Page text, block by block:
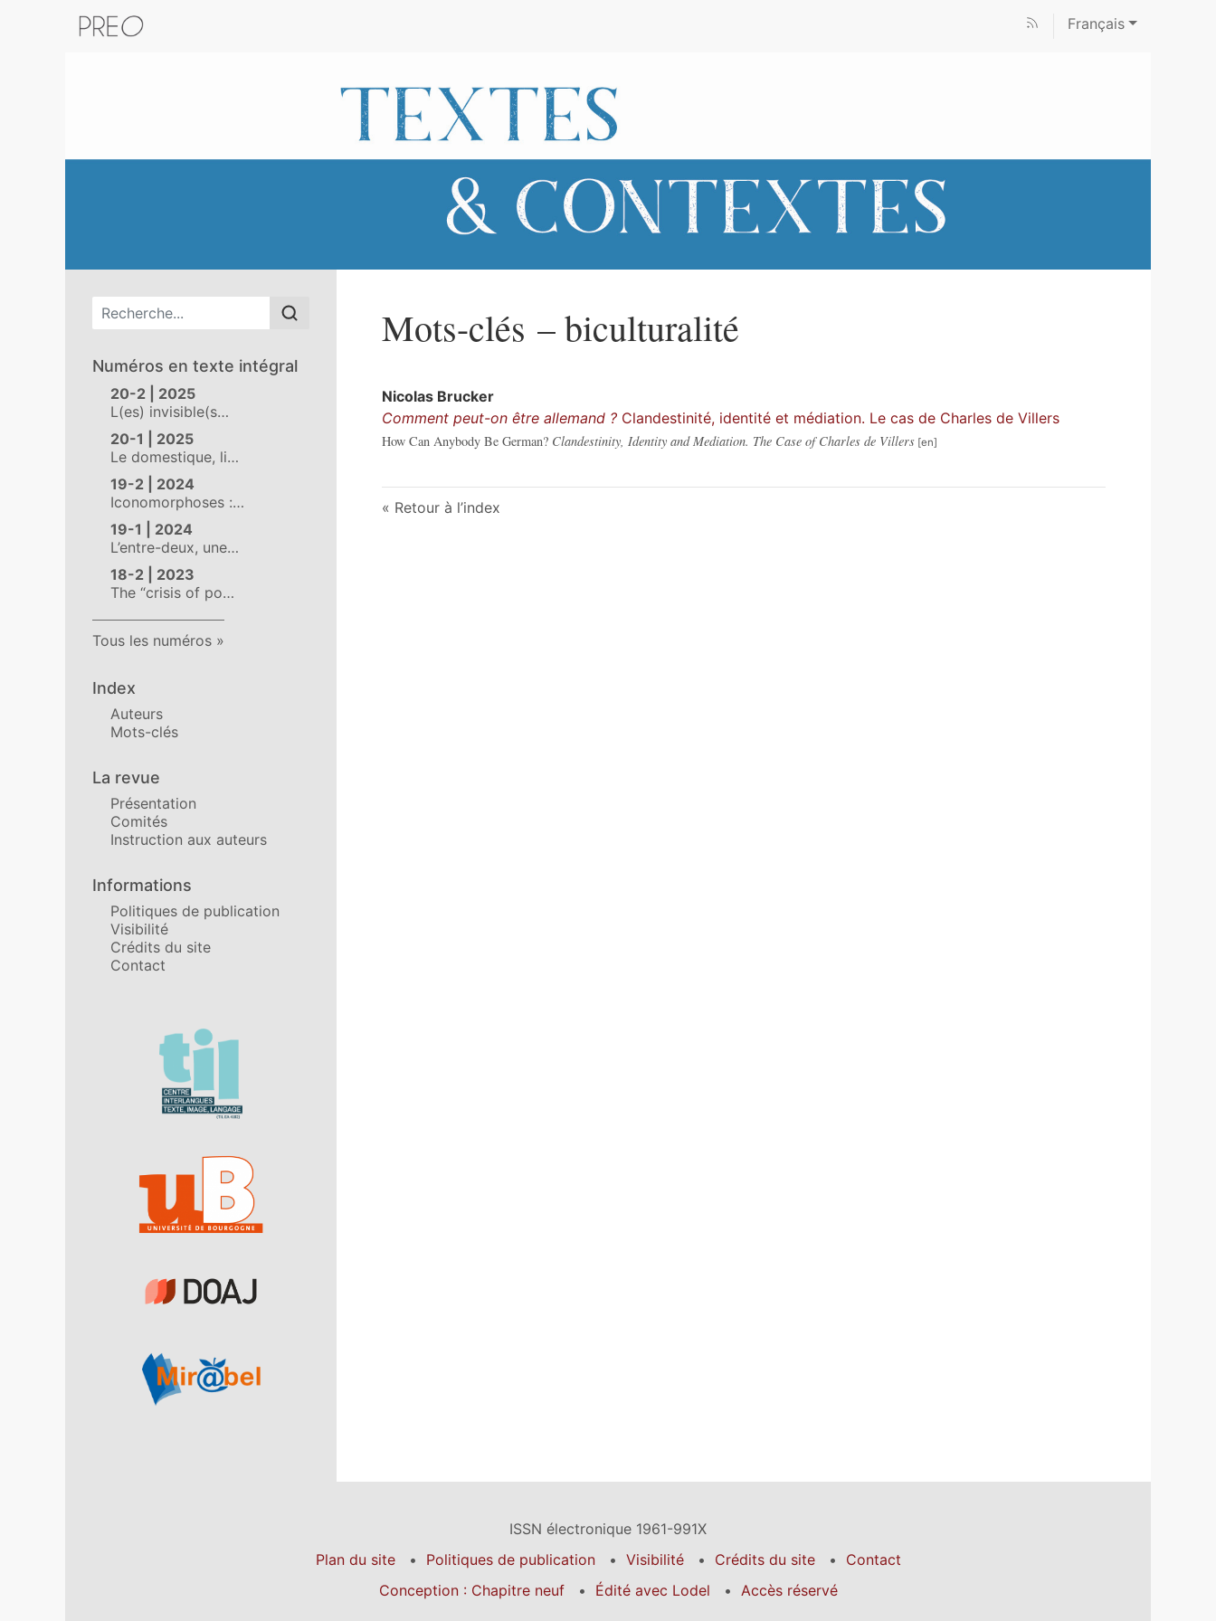
Français
Menu principal
Numéros en texte intégral
20-2 | 2025
L(es) invisible(s…
20-1 | 2025
Le domestique, li…
19-2 | 2024
Iconomorphoses :…
19-1 | 2024
L’entre-deux, une…
18-2 | 2023
The “crisis of po…
Tous les numéros
Index
Auteurs
Mots-clés
La revue
Présentation
Comités
Instruction aux auteurs
Informations
Politiques de publication
Visibilité
Crédits du site
Contact
Affiliations/partenaires
Mots-clés – biculturalité
Nicolas Brucker
Comment peut-on être allemand ? Clandestinité, identité et médiation. Le cas de Charles de Villers
How Can Anybody Be German? Clandestinity, Identity and Mediation. The Case of Charles de Villers
Retour à l’index
ISSN électronique 1961-991X
Plan du site
Politiques de publication Visibilité Crédits du site
Contact
Conception : Chapitre neuf
Édité avec Lodel Accès réservé